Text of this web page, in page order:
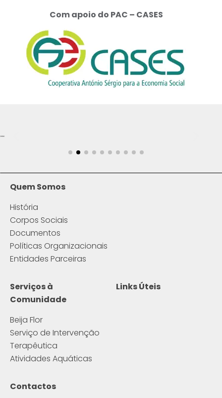
Com apoio do PAC – CASES
Quem Somos
História
Corpos Sociais
Documentos
Políticas Organizacionais
Entidades Parceiras
Serviços à
Comunidade
Beija Flor
Serviço de Intervenção
Terapêutica
Atividades Aquáticas
Links Úteis
Contactos